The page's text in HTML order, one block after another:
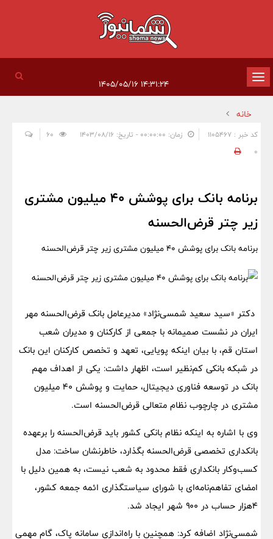
تغییر
وضعیت
ناوبری
خانه
کد خبر : 1105467 زمان: ۰۰:۰۰:۰۰ - تاریخ: ۱۴۰۳/۰۸/۱۶
0
برنامه بانک برای پوشش ۴۰ میلیون مشتری
زیر چتر قرض‌الحسنه
برنامه بانک برای پوشش ۴۰ میلیون مشتری زیر چتر قرض‌الحسنه
دکتر «سید سعید شمسی‌نژاد» مدیرعامل بانک قرض‌الحسنه مهر
ایران در نشست صمیمانه با جمعی از کارکنان و مدیران شعب
استان قم، با بیان اینکه پویایی، تعهد و تخصص کارکنان این بانک
در شبکه بانکی کم‌نظیر است، اظهار داشت: یکی از اهداف مهم
بانک در توسعه فناوری دیجیتال، حمایت و پوشش ۴۰ میلیون
مشتری در چارچوب نظام متعالی قرض‌الحسنه است.
وی با اشاره به اینکه نظام بانکی کشور باید قرض‌الحسنه را برعهده
بانکداری تخصصی قرض‌الحسنه بگذارد، خاطرنشان ساخت: مدل
کسب‌وکار بانکداری فقط محدود به شعب نیست، به همین دلیل با
امضای تفاهم‌نامه‌ای با شورای سیاستگذاری ائمه جمعه کشور،
۴هزار حساب در ۹۰۰ شهر ایجاد شد.
شمسی‌نژاد اضافه کرد: همچنین با راه‌اندازی سامانه پاک، گام مهمی